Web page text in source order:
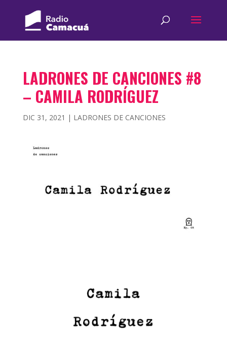
LADRONES DE CANCIONES #8
– CAMILA RODRÍGUEZ
DIC 31, 2021 | LADRONES DE CANCIONES